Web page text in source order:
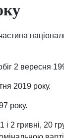
2 вересня
2019 року.
року.
2 гривні, 20